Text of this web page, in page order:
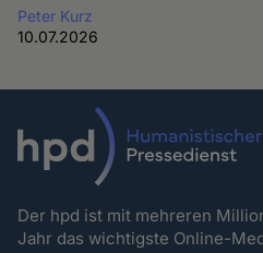
Peter Kurz
10.07.2026
Der hpd ist mit mehreren
Jahr das wichtigste Online-